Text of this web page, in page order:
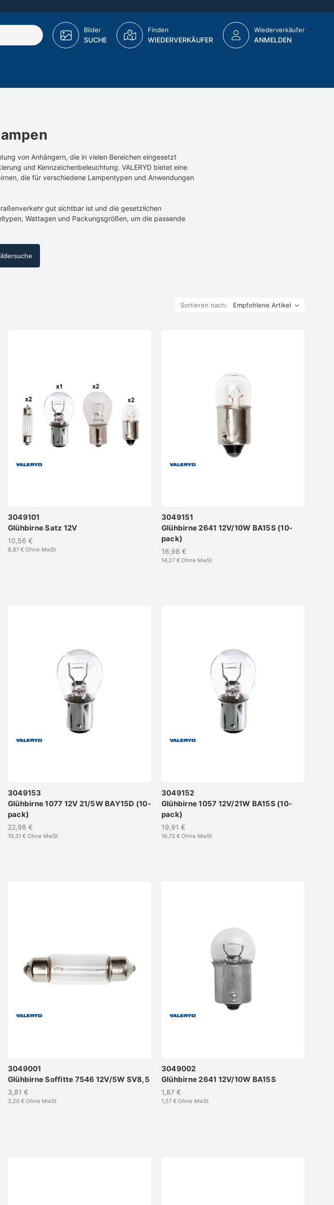
Bilder
SUCHE
Finden
WIEDERVERKÄUFER
Wiederverkäufer
ANMELDEN
von Anhängern, die in vielen Bereichen eingesetzt
und Kennzeichenbeleuchtung. VALERYD bietet eine
die für verschiedene Lampentypen und Anwendungen
gut sichtbar ist und die gesetzlichen
Wattagen und Packungsgrößen, um die passende
Sortieren nach:
3049101
Glühbirne Satz 12V
10,56 €
8,87 €Ohne MwSt
3049151
Glühbirne 2641 12V/10W BA15S (10-
pack)
16,98 €
14,27 €Ohne MwSt
3049153
Glühbirne 1077 12V 21/5W BAY15D (10-
pack)
22,98 €
19,31 €Ohne MwSt
3049152
Glühbirne 1057 12V/21W BA15S (10-
pack)
19,91 €
16,73 €Ohne MwSt
3049001
Glühbirne Soffitte 7546 12V/5W SV8,5
3,81 €
3,20 €Ohne MwSt
3049002
Glühbirne 2641 12V/10W BA15S
1,87 €
1,57 €Ohne MwSt